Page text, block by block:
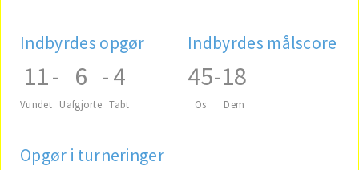
Indbyrdes opgør
11
Vundet
- 6
Uafgjorte
-4
Tabt
Indbyrdes målscore
45
Os
-18
Dem
Opgør i turneringer